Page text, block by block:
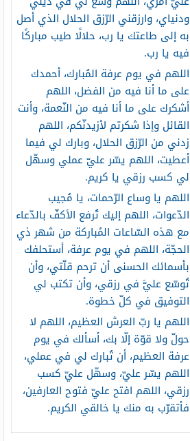
ودنياي، وارزقني الرّزق الحلال الذي أصل
به إلى طاعتك يا رب، حلالًا طيب مباركًا
فيه يا رب.
اللهم في يوم عرفة المُبارك، أحمدك
على ما أنا فيه من الفضل، اللهم
أشكرك على ما أنا فيه من النّعمة، وأنت
القائل وإذا شكرتم لأزيدنّكم، اللهم
زدني من الرّزق الحلال، وبارك لي فيما
أعطيت، اللهم يسّر عليّ عملي وسهّل
لي كسب رزقي يا كريم.
اللهم يا وساع الرّحمات، يا مُجيب
الدّعوات، اللهم إليك تُرفع الأكفّ بالدّعاء
مع هذه السّاعات المُباركة من شهر ذي
الحجّة، اللهم في يوم عرفة، أستحلفك
بأسمائك الحسنى أن ترحم قلّتي، وأن
تُوسّع عليَّ في رزقي، وأن تكتب لي
التوفيق في كلّ خطوة.
اللهم يا ربّ العرش العظيم، اللهم لا
حولّ ولا قوّة إلّا بك، أسألك في يوم
عرفة العظيم، أن تُبارك لي في عملي،
اللهم يسّر عليّ، وسهّل عليّ كسب
رزقي، اللهم افتح عليّ فتوح العارفين،
فأتقرّب به منك يا خالقي الكريم.